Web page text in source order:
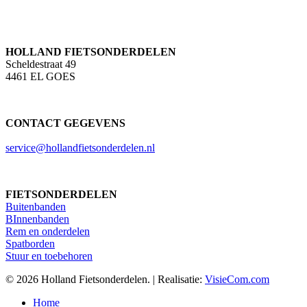
HOLLAND FIETSONDERDELEN
Scheldestraat 49
4461 EL GOES
CONTACT GEGEVENS
service@hollandfietsonderdelen.nl
FIETSONDERDELEN
Buitenbanden
BInnenbanden
Rem en onderdelen
Spatborden
Stuur en toebehoren
© 2026 Holland Fietsonderdelen. | Realisatie: VisieCom.com
Close
Home